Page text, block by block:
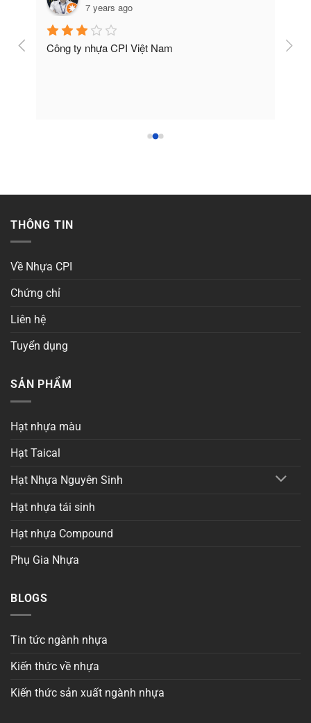
7 years ago
Công ty nhựa CPI Việt Nam Tốt
THÔNG TIN
Về Nhựa CPI
Chứng chỉ
Liên hệ
Tuyển dụng
SẢN PHẨM
Hạt nhựa màu
Hạt Taical
Hạt Nhựa Nguyên Sinh
Hạt nhựa tái sinh
Hạt nhựa Compound
Phụ Gia Nhựa
BLOGS
Tin tức ngành nhựa
Kiến thức về nhựa
Kiến thức sản xuất ngành nhựa